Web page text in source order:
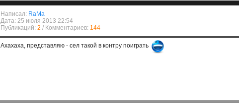
Написал: RaMa
Дата: 25 июля 2013 22:54
Публикаций: 2 / Комментариев: 144
Ахахаха, представляю - сел такой в контру поиграть